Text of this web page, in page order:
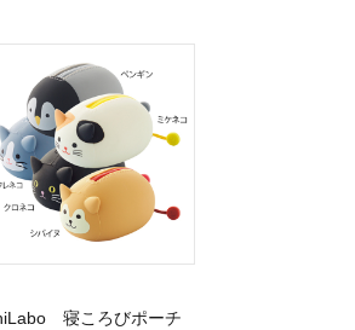
寝ころびポーチ